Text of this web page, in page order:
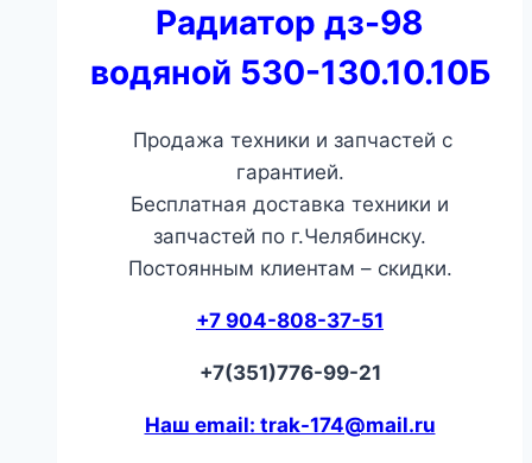
Радиатор дз-98
водяной 530-130.10.10Б
Продажа техники и запчастей с
гарантией.
Бесплатная доставка техники и
запчастей по г.Челябинску.
Постоянным клиентам – скидки.
+7 904-808-37-51
+7(351)776-99-21
Наш email: trak-174@mail.ru